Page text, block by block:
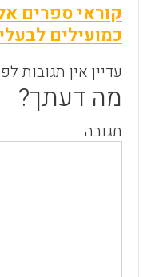
קוראי ספרים
כמועילים
עדיין אין תגובות
מה דעתך?
תגובה